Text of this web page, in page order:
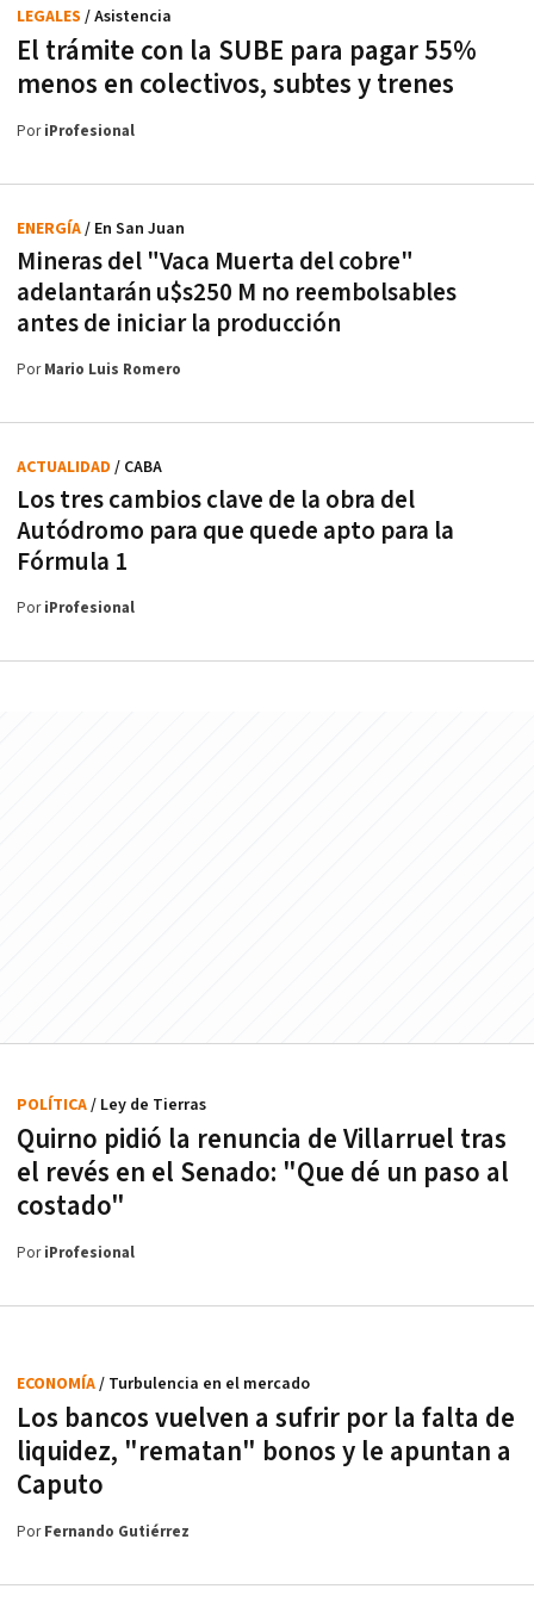
El trámite con la SUBE para pagar 55%
menos en colectivos, subtes y trenes
LEGALES / Asistencia
PoriProfesional
Mineras del "Vaca Muerta del cobre"
adelantarán u$s250 M no reembolsables
antes de iniciar la producción
ENERGÍA/ En San Juan
PorMario Luis Romero
Los tres cambios clave de la obra del
Autódromo para que quede apto para la
Fórmula 1
ACTUALIDAD / CABA
PoriProfesional
Quirno pidió la renuncia de Villarruel tras
el revés en el Senado: "Que dé un paso al
costado"
POLÍTICA/ Ley de Tierras
PoriProfesional
Los bancos vuelven a sufrir por la falta de
liquidez, "rematan" bonos y le apuntan a
Caputo
ECONOMÍA/ Turbulencia en el mercado
PorFernando Gutiérrez